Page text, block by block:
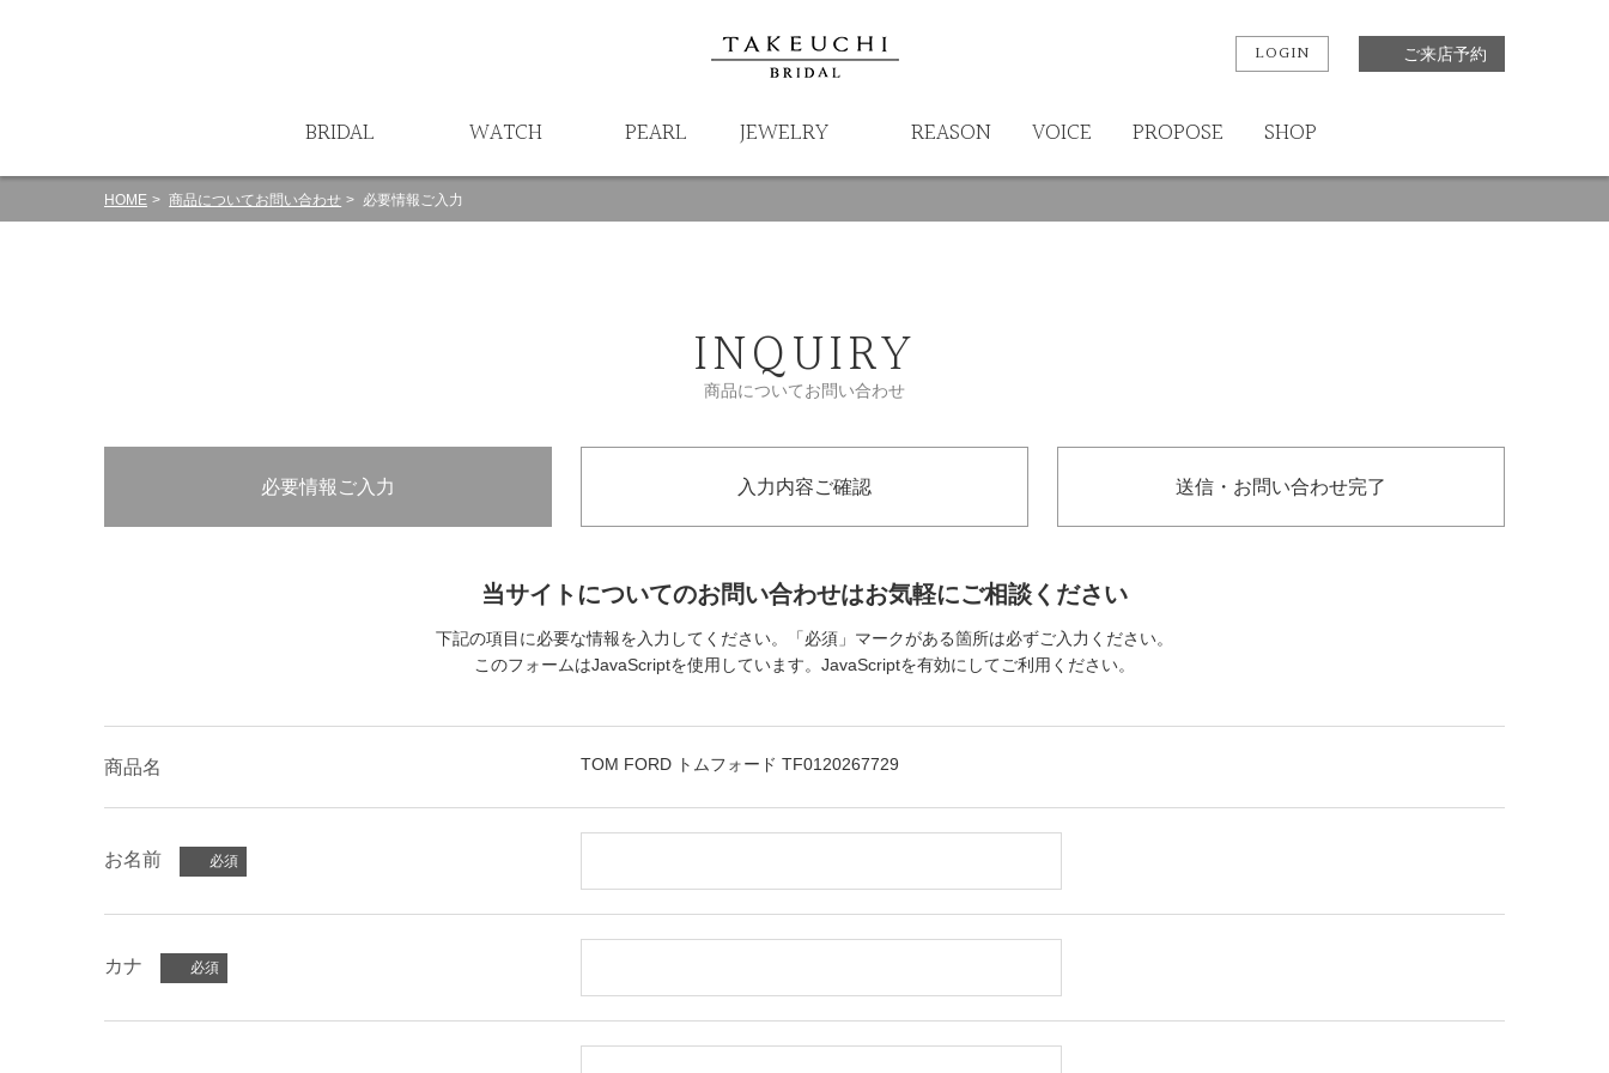
LOGIN ご来店予約
BRIDAL WATCH PEARL JEWELRY REASON VOICE PROPOSE SHOP
HOME 商品についてお問い合わせ 必要情報ご入力
INQUIRY
商品についてお問い合わせ
必要情報ご入力 入力内容ご確認 送信・お問い合わせ完了
当サイトについてのお問い合わせはお気軽にご相談ください
下記の項目に必要な情報を入力してください。「必須」マークがある箇所は必ずご入力ください。
このフォームはJavaScriptを使用しています。JavaScriptを有効にしてご利用ください。
商品名 TOM FORD トムフォード TF0120267729
お名前
カナ